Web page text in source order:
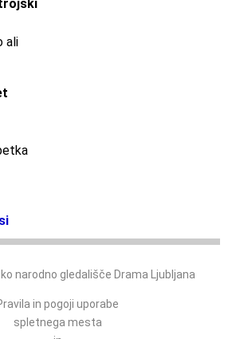
ali
narodno gledališče Drama Ljubljana
in pogoji uporabe
spletnega mesta